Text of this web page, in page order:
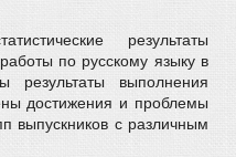
результаты
по русскому языку в
результаты выполнения
достижения и проблемы
выпускников с различным